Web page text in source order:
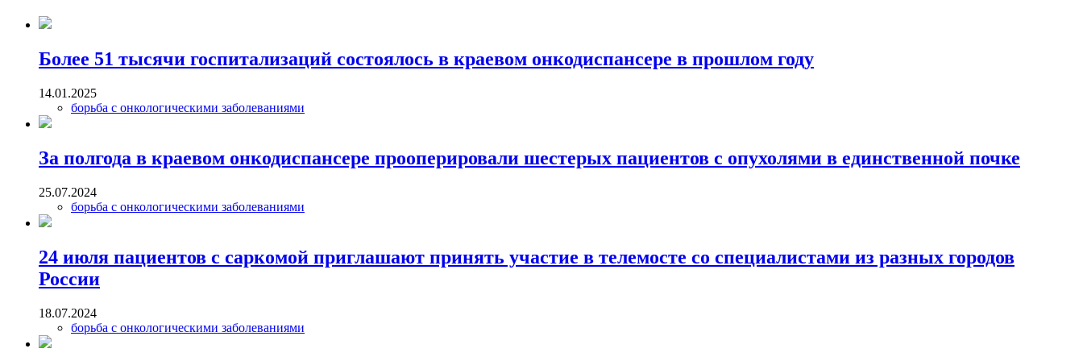
Более 51 тысячи госпитализаций состоялось в краевом онкодиспансере в прошлом году
14.01.2025
борьба с онкологическими заболеваниями
За полгода в краевом онкодиспансере прооперировали шестерых пациентов с опухолями в единственной почке
25.07.2024
борьба с онкологическими заболеваниями
24 июля пациентов с саркомой приглашают принять участие в телемосте со специалистами из разных городов
России
18.07.2024
борьба с онкологическими заболеваниями